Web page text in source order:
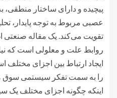
پیچیده و دارای ساختار
عصبی مربوط به توجه پایدار،
تقویت می‌کند. یک مقاله صنعتی
روابط علت و معلولی است که
ایجاد ارتباط بین اجزای
را به سمت تفکر سیستمی سوق
اینکه چگونه اجزای مختلف یک